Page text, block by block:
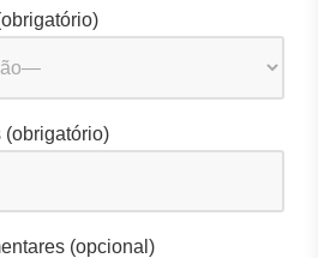
(obrigatório)
(opcional)